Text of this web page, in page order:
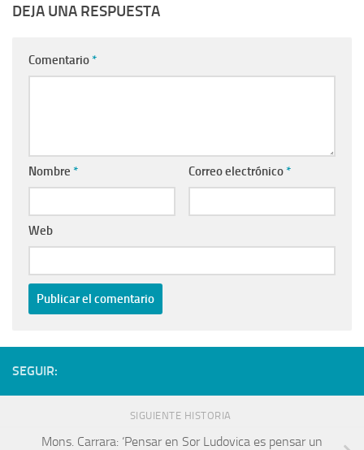
DEJA UNA RESPUESTA
Comentario *
Nombre * Correo electrónico *
Web
SEGUIR:
SIGUIENTE HISTORIA
Mons. Carrara: ‘Pensar en Sor Ludovica es pensar un